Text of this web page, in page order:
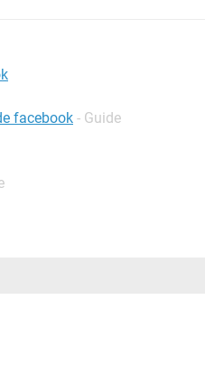
facebook - Guide